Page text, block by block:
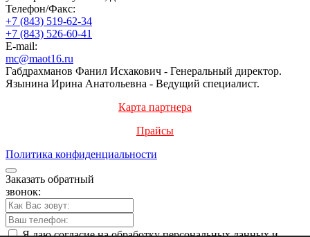
Телефон/Факс:
+7 (843) 519-62-34
+7 (843) 526-60-41
E-mail:
mc@maot16.ru
Габдрахманов Фанил Исхакович - Генеральный директор.
Язынина Ирина Анатольевна - Ведущий специалист.
Карта партнера
Прайсы
Политика конфиденциальности
Заказать обратный
звонок: